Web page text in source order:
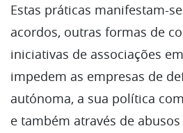
Estas práticas manifestam-
acordos, outras formas de
iniciativas de associações
impedem as empresas de
autónoma, a sua política
e também através de